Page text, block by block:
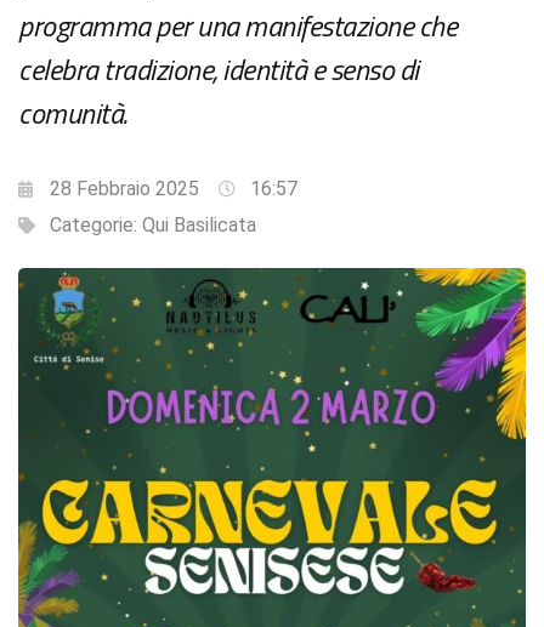
programma per una manifestazione che
celebra tradizione, identità e senso di
comunità.
28 Febbraio 2025
16:57
Categorie: Qui Basilicata